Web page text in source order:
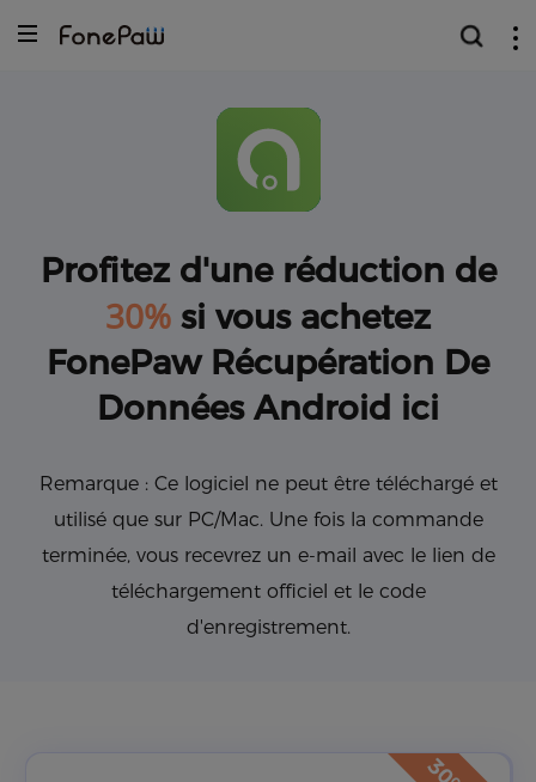
Profitez d'une réduction de
30% si vous achetez
FonePaw Récupération De
Données Android ici
Remarque : Ce logiciel ne peut être téléchargé et
utilisé que sur PC/Mac. Une fois la commande
terminée, vous recevrez un e-mail avec le lien de
téléchargement officiel et le code
d'enregistrement.